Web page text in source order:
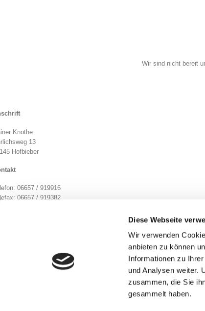
Diese Webseite
Wir verwenden
anbieten zu können
Informationen zu
und Analysen weiter.
zusammen, die Sie
gesammelt haben.
Wir sind nicht bereit
Knothe
13
Hofbieber
06657 / 919916
06657 / 919382
Kunststoffteile